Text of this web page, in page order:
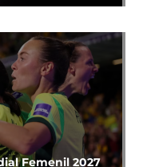
Femenil 2027